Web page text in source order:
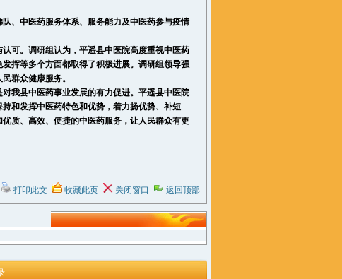
、中医药服务体系、服务能力及中医药参与疫情
可。调研组认为， 平遥县中医院高度重视中医药
挥等多个方面都取得了积极进展。调研组领导强
群众健康服务。
我县中医药事业发展的有力促进。 平遥县中医院
和发挥中医药特色和优势，着力扬优势、补短
优质、高效、便捷的中医药服务，让人民群众有更
打印此文 收藏此页 关闭窗口 返回顶部